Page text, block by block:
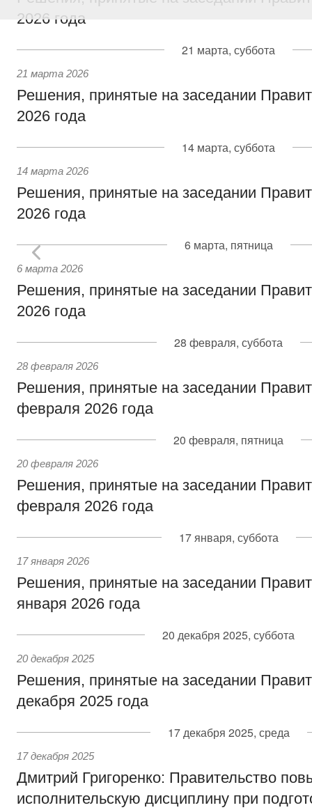
2026 года
21 марта, суббота
21 марта 2026
Решения, принятые на заседании
2026 года
14 марта, суббота
14 марта 2026
Решения, принятые на заседании
2026 года
6 марта, пятница
6 марта 2026
Решения, принятые на заседании
2026 года
28 февраля, суббота
28 февраля 2026
Решения, принятые на заседании
февраля 2026 года
20 февраля, пятница
20 февраля 2026
Решения, принятые на заседании
февраля 2026 года
17 января, суббота
17 января 2026
Решения, принятые на заседании
января 2026 года
20 декабря 2025, суббота
20 декабря 2025
Решения, принятые на заседании
декабря 2025 года
17 декабря 2025, среда
17 декабря 2025
Дмитрий Григоренко: Правительство
исполнительскую дисциплину при